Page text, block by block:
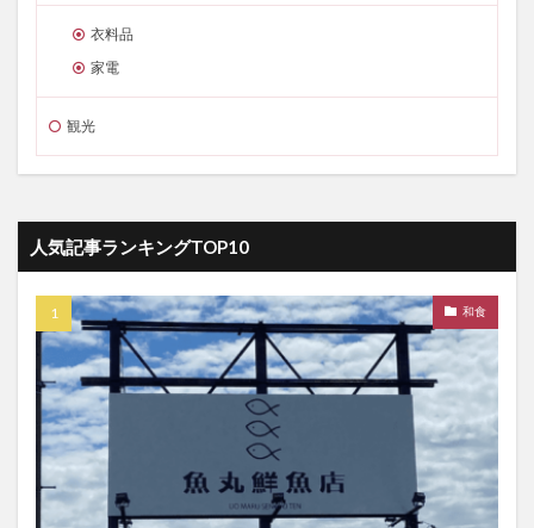
衣料品
家電
観光
人気記事ランキングTOP10
和食